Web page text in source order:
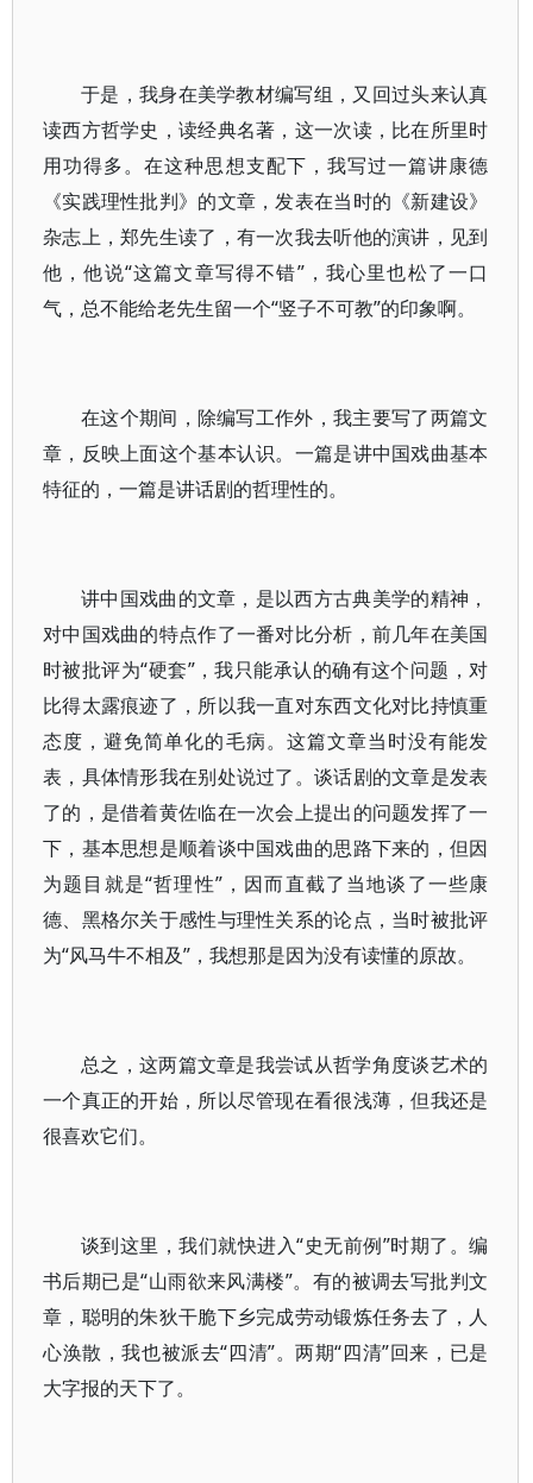
于是，我身在美学教材编写组，又回过头来认真
读西方哲学史，读经典名著，这一次读，比在所里时
用功得多。在这种思想支配下，我写过一篇讲康德
《实践理性批判》的文章，发表在当时的《新建设》
杂志上，郑先生读了，有一次我去听他的演讲，见到
他，他说“这篇文章写得不错”，我心里也松了一口
气，总不能给老先生留一个“竖子不可教”的印象啊。
在这个期间，除编写工作外，我主要写了两篇文
章，反映上面这个基本认识。一篇是讲中国戏曲基本
特征的，一篇是讲话剧的哲理性的。
讲中国戏曲的文章，是以西方古典美学的精神，
对中国戏曲的特点作了一番对比分析，前几年在美国
时被批评为“硬套”，我只能承认的确有这个问题，对
比得太露痕迹了，所以我一直对东西文化对比持慎重
态度，避免简单化的毛病。这篇文章当时没有能发
表，具体情形我在别处说过了。谈话剧的文章是发表
了的，是借着黄佐临在一次会上提出的问题发挥了一
下，基本思想是顺着谈中国戏曲的思路下来的，但因
为题目就是“哲理性”，因而直截了当地谈了一些康
德、黑格尔关于感性与理性关系的论点，当时被批评
为“风马牛不相及”，我想那是因为没有读懂的原故。
总之，这两篇文章是我尝试从哲学角度谈艺术的
一个真正的开始，所以尽管现在看很浅薄，但我还是
很喜欢它们。
谈到这里，我们就快进入“史无前例”时期了。编
书后期已是“山雨欲来风满楼”。有的被调去写批判文
章，聪明的朱狄干脆下乡完成劳动锻炼任务去了，人
心涣散，我也被派去“四清”。两期“四清”回来，已是
大字报的天下了。